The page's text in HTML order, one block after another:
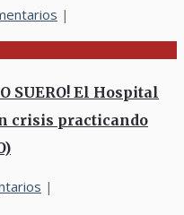
|
SUERO! El Hospital
crisis practicando
|